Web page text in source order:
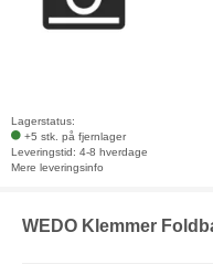
Lagerstatus:
+5 stk. på fjernlager
Leveringstid: 4-8 hverdage
Mere leveringsinfo
WEDO Klemmer